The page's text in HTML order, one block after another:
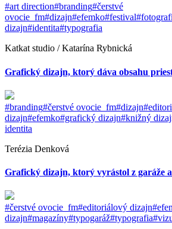
#art direction#branding#čerstvé
ovocie_fm#dizajn#efemko#festival
dizajn#identita#typografia
Katkat studio / Katarína Rybnická
Grafický dizajn, ktorý dáva obsahu
#branding#čerstvé ovocie_fm#dizajn
dizajn#efemko#grafický dizajn#knižný
identita
Terézia Denková
Grafický dizajn, ktorý vyrástol z garáže
#čerstvé ovocie_fm#editoriálový dizajn
dizajn#magazíny#typogaráž#typografia